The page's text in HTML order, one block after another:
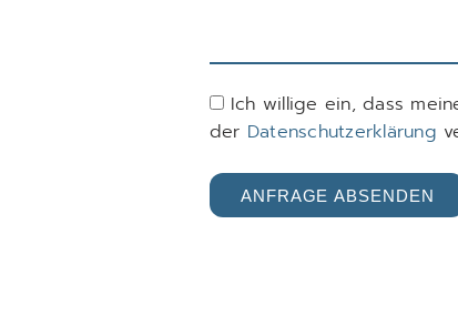
Ich willige ein, dass
der Datenschutzerklärung
ANFRAGE ABSENDEN